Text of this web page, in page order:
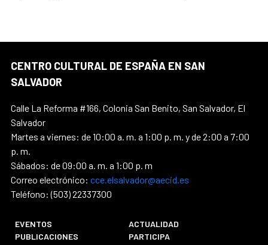
CENTRO CULTURAL DE ESPAÑA EN SAN
SALVADOR
Calle La Reforma #166, Colonia San Benito, San Salvador, El
Salvador
Martes a viernes: de 10:00 a. m. a 1:00 p. m. y de 2:00 a 7:00
p. m.
Sábados: de 09:00 a. m. a 1:00 p. m
Correo electrónico: cce.elsalvador@aecid.es
Teléfono: (503) 22337300
EVENTOS
ACTUALIDAD
PUBLICACIONES
PARTICIPA